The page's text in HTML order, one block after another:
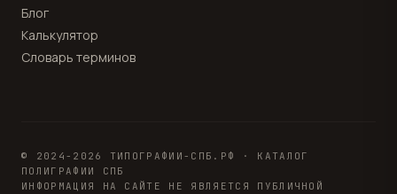
Блог
Калькулятор
Словарь терминов
© 2024-2026 ТИПОГРАФИИ-СПБ.РФ · КАТАЛОГ
ПОЛИГРАФИИ СПБ
ИНФОРМАЦИЯ НА САЙТЕ НЕ ЯВЛЯЕТСЯ ПУБЛИЧНОЙ